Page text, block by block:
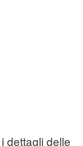
dettagli delle